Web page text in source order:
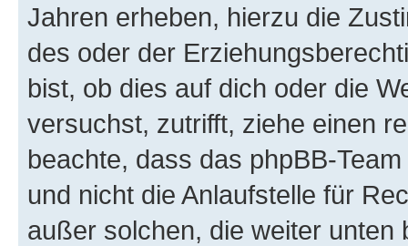
Jahren erheben, hierzu die
des oder der
bist, ob dies auf dich oder die
versuchst, zutrifft, ziehe einen
beachte, dass das phpBB-
und nicht die Anlaufstelle für
außer solchen, die weiter unten